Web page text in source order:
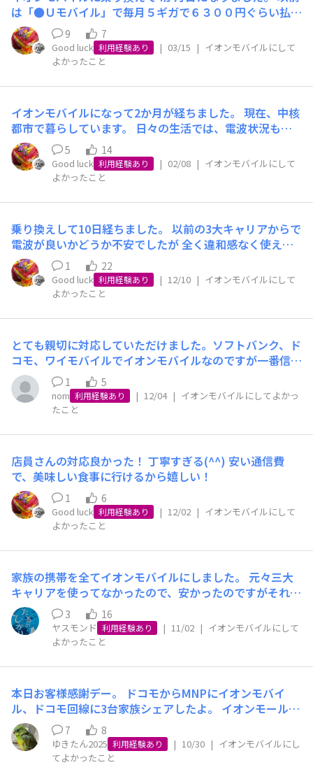
イオンモバイルを両方使っているので、あまり参考にはな
らないかもしれませんが使用感を書いてみました。それ
と、少々ストレスになると言えば、イオンモバイルアプリ
のウィジェットの低速切換と使用量グラフがうまく動かな
は「●Ｕモバイル」で毎月５ギガで６３００円ぐらい払っ
ていましたがイオンモバイルになって毎月５ギガで１２０
０円程度と大きな節約に貢献しています！ 昨年末にギガ
が余って繰り越せるので１ギガプラン変更しました。 そ
イオンモバイルは凄いなぁと感じてます！ ひろばスタッ
フの皆様に「ありがとう」と伝えたくて投稿しました。
これからもよろしくお願いします。
9 7
Good luck 利用経験あり | 03/15 | イオンモバイルにして
よかったこと
イオンモバイルになって2か月が経ちました。 現在、中核
都市で暮らしています。 日々の生活では、電波状況も特
に問題ありません。 先日、四国の山奥に旅行に行くこと
になり、きっと電波も悪く使えないなと不安を抱えて出
発！ 結果報告します。 山陽自動車道・福石パーキング
言われる360度が山）電波４本、通話も問題なし！
帰路、高速道路渋滞（周りの車の中では皆スマ
ホ触ってる）でも動画・検索がサクサクでした！ 万が一
の事故や緊急時でも広範囲で使えると解り、安心しまし
た！ これからもイオンモバイルにお世話になります！
5 14
Good luck 利用経験あり | 02/08 | イオンモバイルにして
よかったこと
乗り換えして10日経ちました。 以前の3大キャリアからで
電波が良いかどうか不安でしたが 全く違和感なく使えて
ます。 通信費が大幅に減って、家計が助かりました！ こ
れからもイオンモバイルにお世話になります❗️
1 22
Good luck 利用経験あり | 12/10 | イオンモバイルにして
よかったこと
とても親切に対応していただけました。ソフトバンク、ド
コモ、ワイモバイルでイオンモバイルなのですが一番信頼
できると思いました。よろしくお願いします🙇
1 5
nom 利用経験あり | 12/04 | イオンモバイルにしてよかっ
たこと
店員さんの対応良かった！ 丁寧すぎる(^^) 安い通信費
で、美味しい食事に行けるから嬉しい！
1 6
Good luck 利用経験あり | 12/02 | イオンモバイルにして
よかったこと
家族の携帯を全てイオンモバイルにしました。 元々三大
キャリアを使ってなかったので、安かったのですがそれで
も半分ぐらいになりました。こんなに安い通信会社他にな
いんじゃないかなぁと思います。 最強💪
3 16
ヤスモンド 利用経験あり | 11/02 | イオンモバイルにして
よかったこと
本日お客様感謝デー。 ドコモからMNPにイオンモバイ
ル、ドコモ回線に3台家族シェアしたよ。 イオンモールは
違う所で。 前回より時間がかかるな💦😅 12時50分から16
時40分もいた💦😅 不慣れなスタッフさんだったのかな？
😅 sim感謝デーで¥3001とか言ってたけど3137円だった
7 8
ゆきたん2025 利用経験あり | 10/30 | イオンモバイルにし
てよかったこと